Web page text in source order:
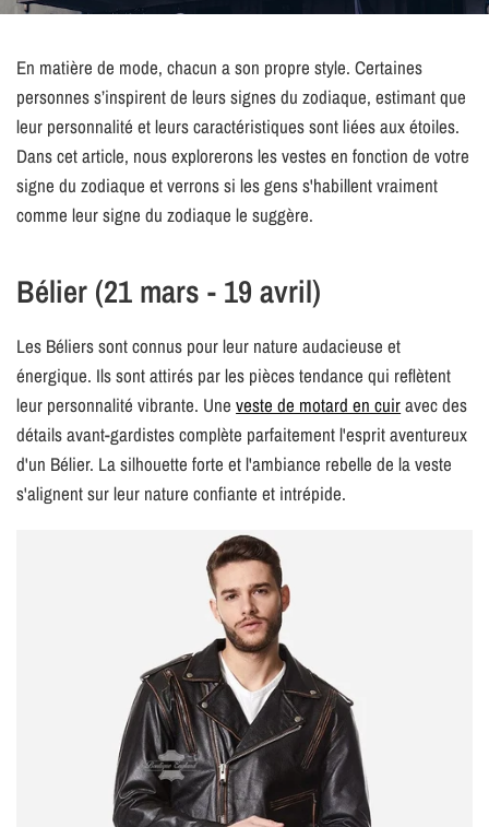
En matière de mode, chacun a son propre style. Certaines
personnes s’inspirent de leurs signes du zodiaque, estimant que
leur personnalité et leurs caractéristiques sont liées aux étoiles.
Dans cet article, nous explorerons les vestes en fonction de votre
signe du zodiaque et verrons si les gens s'habillent vraiment
comme leur signe du zodiaque le suggère.
Bélier (21 mars - 19 avril)
Les Béliers sont connus pour leur nature audacieuse et
énergique. Ils sont attirés par les pièces tendance qui reflètent
leur personnalité vibrante. Uneveste de motard en cuiravec des
détails avant-gardistes complète parfaitement l'esprit aventureux
d'un Bélier. La silhouette forte et l'ambiance rebelle de la veste
s'alignent sur leur nature confiante et intrépide.